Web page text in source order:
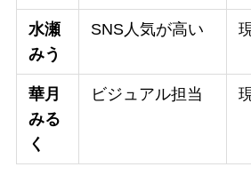
水瀬
みう
SNS人気が高い
華月
みる
く
ビジュアル担当